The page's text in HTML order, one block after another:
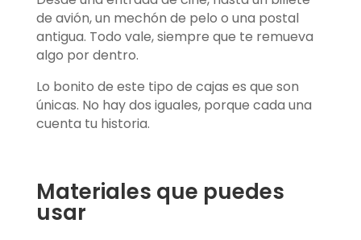
de avión, un mechón de pelo o una postal
antigua. Todo vale, siempre que te remueva
algo por dentro.
Lo bonito de este tipo de cajas es que son
únicas. No hay dos iguales, porque cada una
cuenta tu historia.
Materiales que puedes
usar